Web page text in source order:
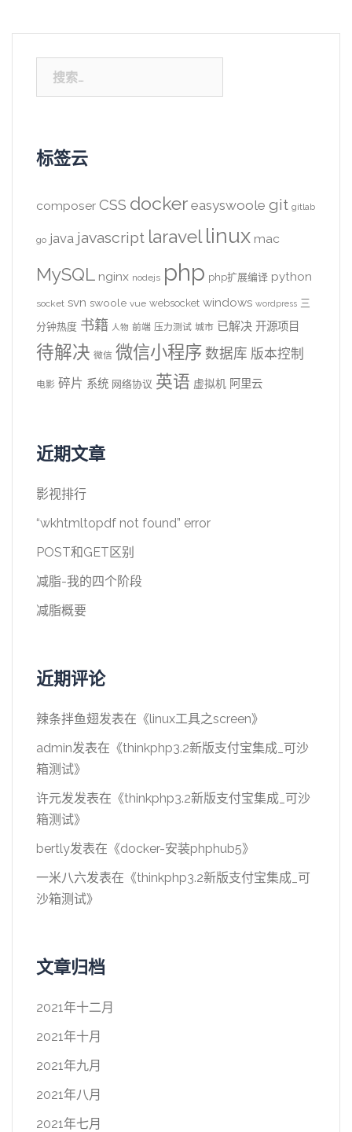
索：
标签云
composer CSS docker easyswoole git gitlab
go java javascript laravel linux mac
MySQL nginx nodejs php php扩展编译 python
socket svn swoole vue websocket windows wordpress 三
分钟热度 书籍 人物 前端 压力测试 城市 已解决 开源项目
待解决 微信 微信小程序 数据库 版本控制
电影 碎片 系统 网络协议 英语 虚拟机 阿里云
近期文章
影视排行
“wkhtmltopdf not found” error
POST和GET区别
减脂-我的四个阶段
减脂概要
近期评论
辣条拌鱼翅发表在《linux工具之screen》
admin发表在《thinkphp3.2新版支付宝集成_可沙
箱测试》
许元发发表在《thinkphp3.2新版支付宝集成_可沙
箱测试》
bertly发表在《docker-安装phphub5》
一米八六发表在《thinkphp3.2新版支付宝集成_可
沙箱测试》
文章归档
2021年十二月
2021年十月
2021年九月
2021年八月
2021年七月